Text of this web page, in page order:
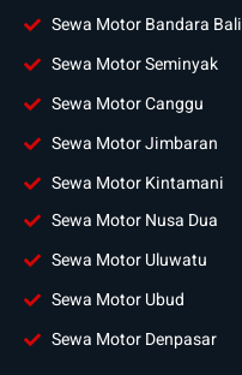
Sewa Motor Bandara Bali
Sewa Motor Seminyak
Sewa Motor Canggu
Sewa Motor Jimbaran
Sewa Motor Kintamani
Sewa Motor Nusa Dua
Sewa Motor Uluwatu
Sewa Motor Ubud
Sewa Motor Denpasar